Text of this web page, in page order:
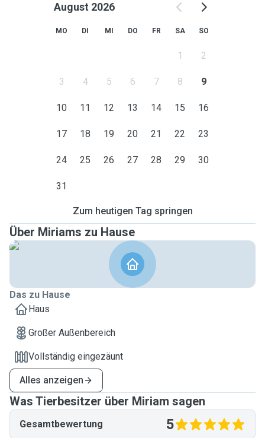
August 2026
MO DI MI DO FR SA SO
1 2
3 4 5 6 7 8 9
10 11 12 13 14 15 16
17 18 19 20 21 22 23
24 25 26 27 28 29 30
31
Zum heutigen Tag springen
Über Miriams zu Hause
Das zu Hause
Haus
Großer Außenbereich
Vollständig eingezäunt
Alles anzeigen
Was Tierbesitzer über Miriam sagen
Gesamtbewertung 5